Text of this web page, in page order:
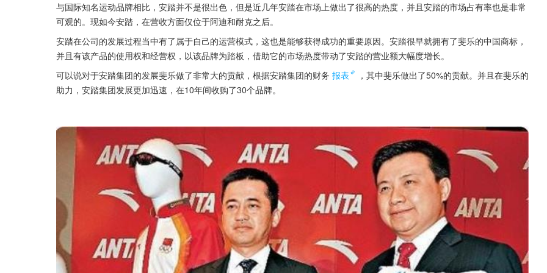
与国际知名运动品牌相比，安踏并不是很出色，但是近几年安踏在市场上做出了很高的热度，并且安踏的市场占有率也是非常
可观的。现如今安踏，在营收方面仅位于阿迪和耐克之后。
安踏在公司的发展过程当中有了属于自己的运营模式，这也是能够获得成功的重要原因。安踏很早就拥有了斐乐的中国商标，
并且有该产品的使用权和经营权，以该品牌为踏板，借助它的市场热度带动了安踏的营业额大幅度增长。
可以说对于安踏集团的发展斐乐做了非常大的贡献，根据安踏集团的财务 报表
，其中斐乐做出了50%的贡献。并且在斐乐的
助力，安踏集团发展更加迅速，在10年间收购了30个品牌。